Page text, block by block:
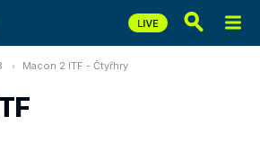
Macon 2 ITF - Čtyřhry